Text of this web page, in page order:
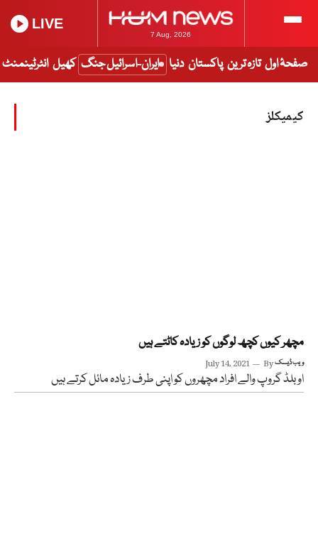
7 Aug, 2026
LIVE
صفحۂ اول تازہ ترین پاکستان دنیا ایران-اسرائیل جنگ کھیل انٹرٹینمنٹ
کیمیکلز
مچھر کیوں کچھ لوگوں کو زیادہ کاٹتے ہیں
July 14, 2021 Byویب ڈیسک
او بلڈ گروپ والے افراد مچھروں کو اپنی طرف زیادہ مائل کرتے ہیں